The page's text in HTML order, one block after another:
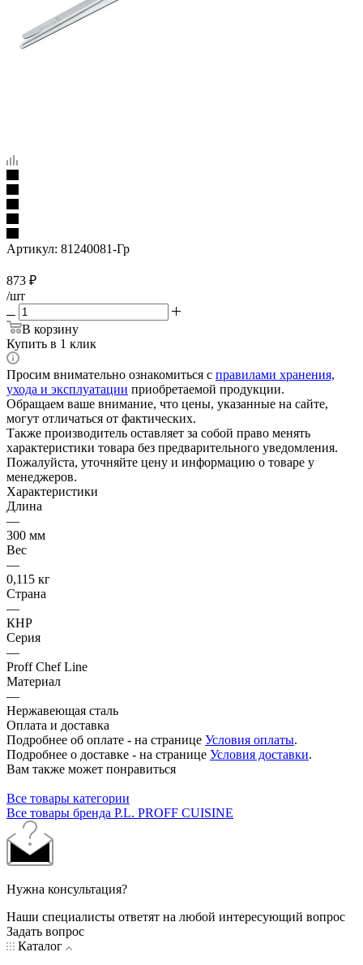
Артикул: 81240081-Гр
873 ₽
/шт
В корзину
Купить в 1 клик
Просим внимательно ознакомиться с правилами хранения,
ухода и эксплуатации приобретаемой продукции.
Обращаем ваше внимание, что цены, указанные на сайте,
могут отличаться от фактических.
Также производитель оставляет за собой право менять
характеристики товара без предварительного уведомления.
Пожалуйста, уточняйте цену и информацию о товаре у
менеджеров.
Характеристики
Длина
—
300 мм
Вес
—
0,115 кг
Страна
—
КНР
Серия
—
Proff Chef Line
Материал
—
Нержавеющая сталь
Оплата и доставка
Подробнее об оплате - на странице Условия оплаты.
Подробнее о доставке - на странице Условия доставки.
Вам также может понравиться
Все товары категории
Все товары бренда P.L. PROFF CUISINE
Нужна консультация?
Наши специалисты ответят на любой интересующий вопрос
Задать вопрос
Каталог